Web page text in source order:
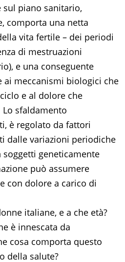
sul piano sanitario,
comporta una netta
vita fertile – dei periodi
di mestruazioni
e una conseguente
ai meccanismi biologici che
e al dolore che
sfaldamento
è regolato da fattori
dalle variazioni periodiche
geneticamente
può assumere
con dolore a carico di
italiane, e a che età?
è innescata da
cosa comporta questo
della salute?